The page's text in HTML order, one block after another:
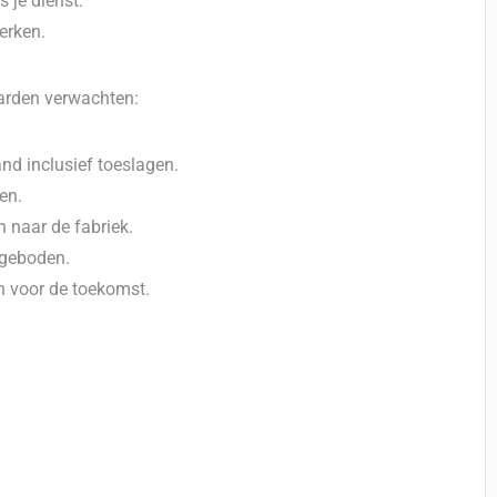
verwachten:
inclusief toeslagen.
naar de fabriek.
voor de toekomst.